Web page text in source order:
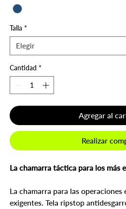
Talla *
Cantidad *
Agregar al
Realizar
La chamarra táctica para los más
La chamarra para las operaciones
exigentes. Tela ripstop